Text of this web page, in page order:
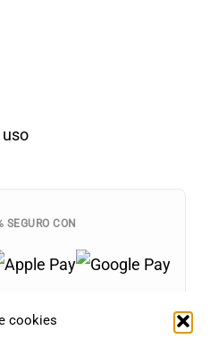
cookies
SEGURO CON